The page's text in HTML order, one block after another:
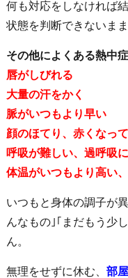
何も対応をしなければ
状態を判断できないま
その他によくある熱中
唇がしびれる
大量の汗をかく
脈がいつもより早い
顔のほてり、赤くなっ
呼吸が難しい、過呼吸
体温がいつもより高い
いつもと身体の調子が
んなもの｣｢まだもう少
ん。
無理をせずに休む、 部